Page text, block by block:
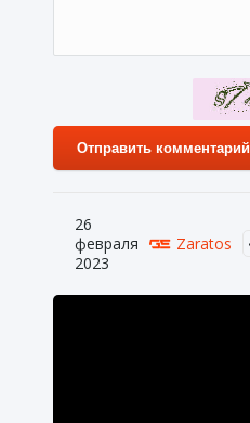
Отправить комментарий
26
февраля
2023
Zaratos